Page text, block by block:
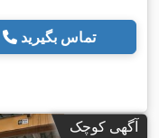
تماس بگیرید
آگهی کوچک